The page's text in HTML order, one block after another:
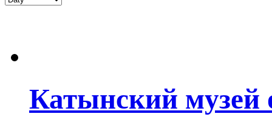
Катынский музей